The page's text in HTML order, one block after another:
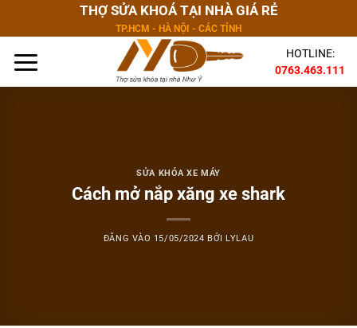
dung
THỢ SỬA KHOÁ TẠI NHÀ GIÁ RẺ
TP.HCM - HÀ NỘI - CÁC TỈNH
HOTLINE:
0763.463.111
SỬA KHÓA XE MÁY
Cách mở nắp xăng xe shark
ĐĂNG VÀO 15/05/2024 BỞI LYLAU